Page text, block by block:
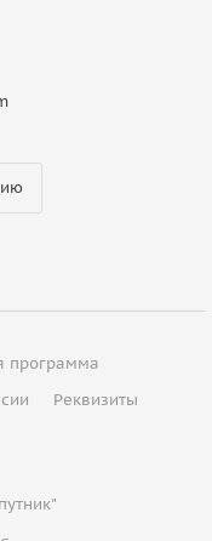
программа
Реквизиты